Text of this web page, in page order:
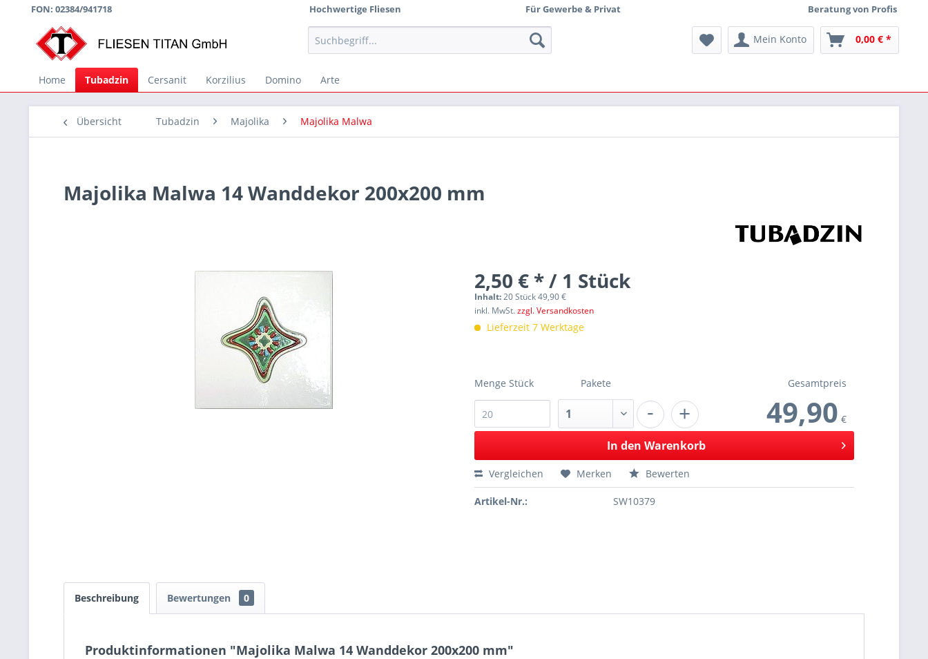
FON: 02384/941718 Hochwertige Fliesen Für Gewerbe & Privat Beratung von Profis
Mein Konto 0,00 € *
Home Tubadzin Cersanit Korzilius Domino Arte
Übersicht Tubadzin Majolika Majolika Malwa
Majolika Malwa 14 Wanddekor 200x200 mm
2,50 € * / 1 Stück
Inhalt:20 Stück 49,90 €
inkl. MwSt.zzgl. Versandkosten
Lieferzeit 7 Werktage
Menge Stück Pakete
+
-
Gesamtpreis
49,90 €
In den Warenkorb
Vergleichen Merken Bewerten
Artikel-Nr.: SW10379
Beschreibung Bewertungen 0
Produktinformationen "Majolika Malwa 14 Wanddekor 200x200 mm"